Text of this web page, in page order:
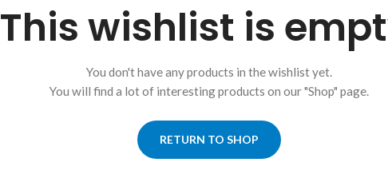
This wishlist is
You don't have any products in the wishlist yet.
You will find a lot of interesting products on our "Shop" page.
RETURN TO SHOP